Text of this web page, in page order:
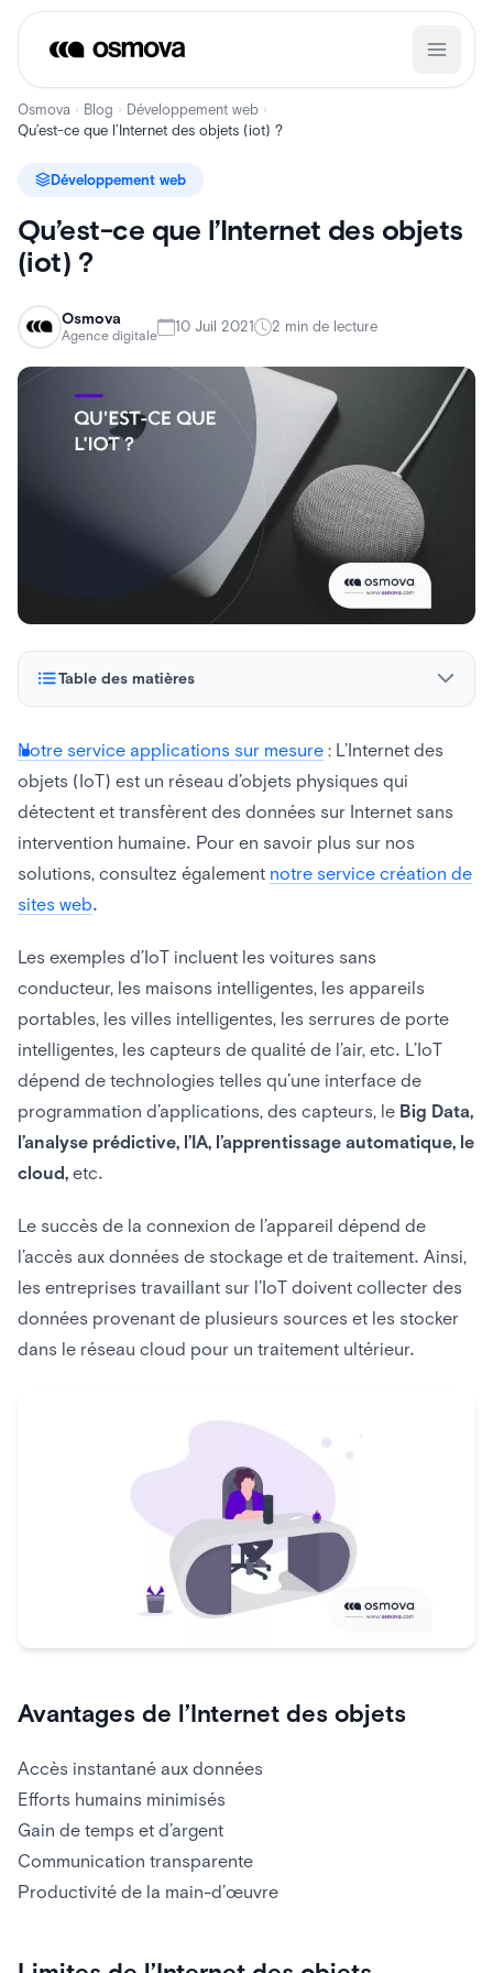
Aller
contenu
Osmova › Blog › Développement web ›
Qu’est-ce que l’Internet des objets (iot) ?
Développement web
Qu’est-ce que l’Internet des objets
(iot) ?
Osmova
Agence digitale
10 Juil 2021 2 min de lecture
Table des matières
Limites de l’Internet des objets
Notre service applications sur mesure : L’Internet des
objets (IoT) est un réseau d’objets physiques qui
détectent et transfèrent des données sur Internet sans
intervention humaine. Pour en savoir plus sur nos
solutions, consultez également notre service création de
sites web.
Les exemples d’IoT incluent les voitures sans
conducteur, les maisons intelligentes, les appareils
portables, les villes intelligentes, les serrures de porte
intelligentes, les capteurs de qualité de l’air, etc. L’IoT
dépend de technologies telles qu’une interface de
programmation d’applications, des capteurs, le Big Data,
l’analyse prédictive, l’IA, l’apprentissage automatique, le
cloud, etc.
Le succès de la connexion de l’appareil dépend de
l’accès aux données de stockage et de traitement. Ainsi,
les entreprises travaillant sur l’IoT doivent collecter des
données provenant de plusieurs sources et les stocker
dans le réseau cloud pour un traitement ultérieur.
Avantages de l’Internet des objets
Accès instantané aux données
Efforts humains minimisés
Gain de temps et d’argent
Communication transparente
Productivité de la main-d’œuvre